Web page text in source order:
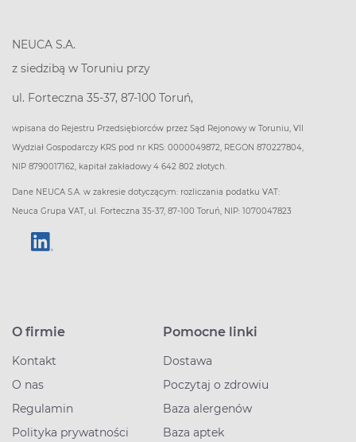
NEUCA S.A.
z siedzibą w Toruniu przy
ul. Forteczna 35-37, 87-100 Toruń,
wpisana do Rejestru Przedsiębiorców przez Sąd Rejonowy w Toruniu, VII
Wydział Gospodarczy KRS pod nr KRS: 0000049872, REGON 870227804,
NIP 8790017162, kapitał zakładowy 4 642 802 złotych.
Dane NEUCA S.A. w zakresie dotyczącym: rozliczania podatku VAT:
Neuca Grupa VAT, ul. Forteczna 35-37, 87-100 Toruń, NIP: 1070047823
O firmie
Kontakt
O nas
Regulamin
Polityka prywatności
Pomocne linki
Dostawa
Poczytaj o zdrowiu
Baza alergenów
Baza aptek